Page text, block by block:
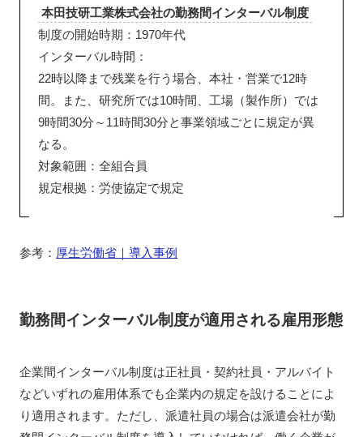
本田技研工業株式会社の勤務間インターバル制度
制度の開始時期：1970年代
インターバル時間：
22時以降まで残業を行う場合、本社・営業で12時
間。また、研究所では10時間、工場（製作所）では
9時間30分～11時間30分と事業領域ごとに規定が異
なる。
対象範囲：全組合員
規定根拠：労使協定で規定
参考： 厚生労働省｜導入事例
勤務間インターバル制度が適用される雇用形態
企業間インターバル制度は正社員・契約社員・アルバイト
などいずれの雇用体系でも企業内の規定を設けることによ
り適用されます。ただし、派遣社員の場合は派遣会社が勤